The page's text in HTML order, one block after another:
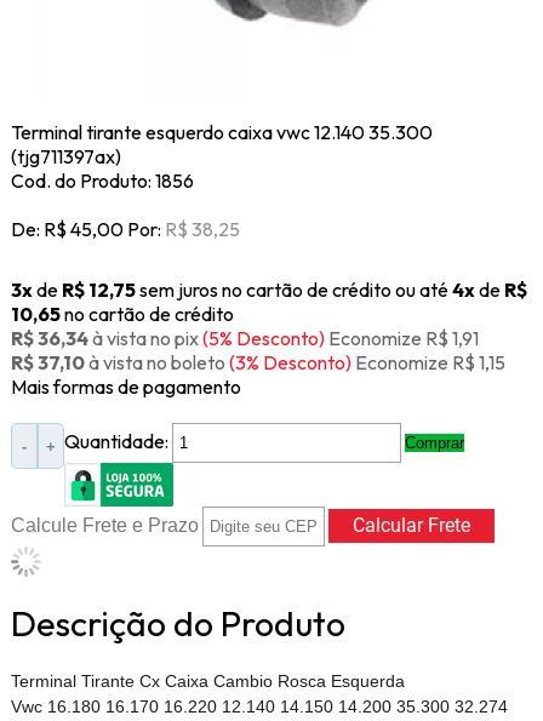
Terminal tirante esquerdo caixa vwc 12.140 35.300
(tjg711397ax)
Cod. do Produto: 1856
De: R$ 45,00 Por: R$ 38,25
3xde R$ 12,75sem juros no cartão de crédito ou até4xde R$
10,65no cartão de crédito
R$ 36,34à vista no pix(5% Desconto) Economize R$ 1,91
R$ 37,10à vista no boleto (3% Desconto) Economize R$ 1,15
Mais formas de pagamento
Quantidade:
- + Comprar
Calcule Frete e Prazo
Descrição do Produto
Terminal Tirante Cx Caixa Cambio Rosca Esquerda
Vwc 16.180 16.170 16.220 12.140 14.150 14.200 35.300 32.274